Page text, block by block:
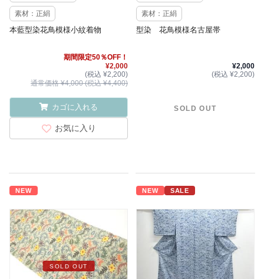
素材：正絹
本藍型染花鳥模様小紋着物
期間限定50％OFF！
¥2,000
(税込 ¥2,200)
通常価格 ¥4,000 (税込 ¥4,400)
カゴに入れる
お気に入り
素材：正絹
型染 花鳥模様名古屋帯
¥2,000
(税込 ¥2,200)
SOLD OUT
NEW
SOLD OUT
NEW SALE